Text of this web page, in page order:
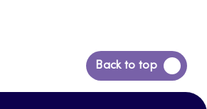
Back to top
Siirry
takaisin